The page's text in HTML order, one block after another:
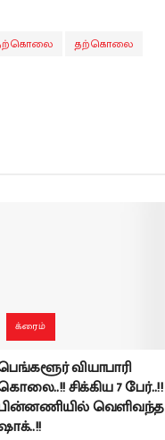
தற்கொலை
க்ரைம்
வியாபாரி
சிக்கிய 7 பேர்..!!
வெளிவந்த